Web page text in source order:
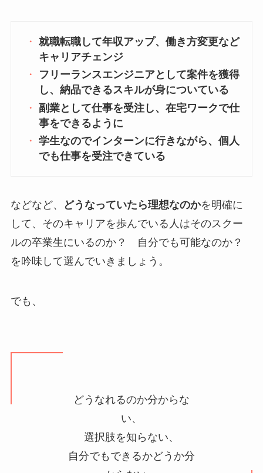
就職転職して年収アップ、働き方変更など
キャリアチェンジ
フリーランスエンジニアとして案件を獲得
し、納品できるスキルが身についている
副業として仕事を受注し、在宅ワークで仕
事をできるように
学生なのでインターンに行きながら、個人
でも仕事を受注できている
などなど、 どうなっていたら理想なのかを明確に
して、そのキャリアを歩んでいる人はそのスクー
ルの卒業生にいるのか？ 自分でも可能なのか？
を吟味して選んでいきましょう。
でも、
どうなれるのか分からな
い、
選択肢を知らない、
自分でもできるかどうか分